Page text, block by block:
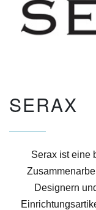
SERAX
Serax ist eine
Designern